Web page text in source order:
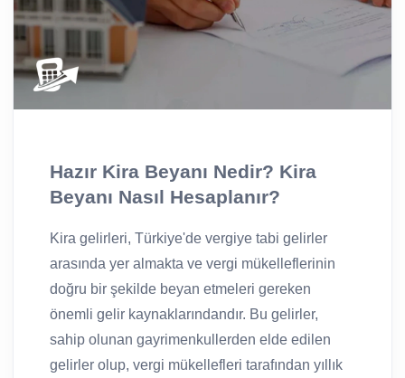
Hazır Kira Beyanı Nedir? Kira
Beyanı Nasıl Hesaplanır?
Kira gelirleri, Türkiye'de vergiye tabi gelirler
arasında yer almakta ve vergi mükelleflerinin
doğru bir şekilde beyan etmeleri gereken
önemli gelir kaynaklarındandır. Bu gelirler,
sahip olunan gayrimenkullerden elde edilen
gelirler olup, vergi mükellefleri tarafından yıllık